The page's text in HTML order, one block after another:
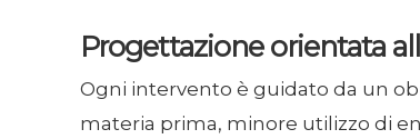
Progettazione orientata
Ogni intervento è guidato da un
materia prima, minore utilizzo di